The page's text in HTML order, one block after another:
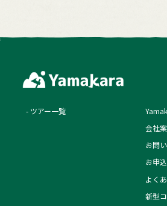
ツアー一覧
会社
お問
お申
よく
新型